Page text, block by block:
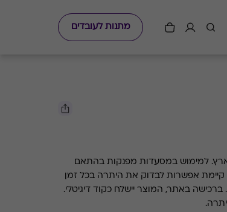
מתנות לעובדים
גיפט קארד למגוון מסעדות מובילות ברחבי הארץ. למימוש במסעדות מפנקות בהתאם
קיימת אפשרות לבדוק את היתרה בכל זמן
ברכישה באתר, המוצר יישלח כקוד דיגיטלי.